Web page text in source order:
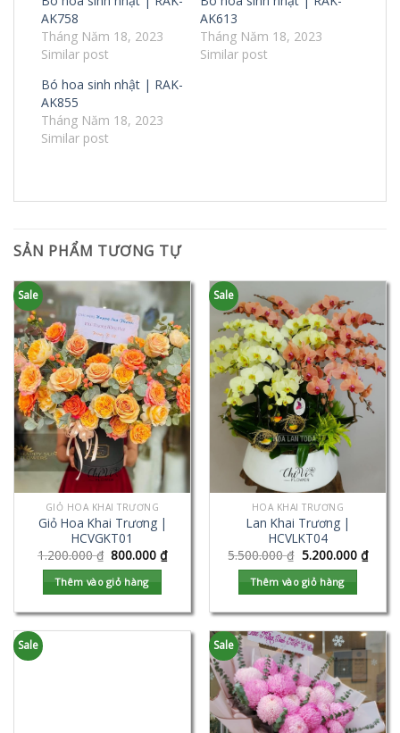
AK758
Tháng Năm 18, 2023
Similar post
AK613
Tháng Năm 18, 2023
Similar post
Bó hoa sinh nhật | RAK-
AK855
Tháng Năm 18, 2023
Similar post
SẢN PHẨM TƯƠNG TỰ
Sale
GIỎ HOA KHAI TRƯƠNG
Giỏ Hoa Khai Trương |
HCVGKT01
1.200.000₫ 800.000₫
Thêm vào giỏ hàng
Sale
HOA KHAI TRƯƠNG
Lan Khai Trương |
HCVLKT04
5.500.000₫ 5.200.000 ₫
Thêm vào giỏ hàng
Sale Sale